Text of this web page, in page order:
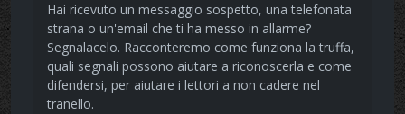
Hai ricevuto un messaggio sospetto, una telefonata
strana o un'email che ti ha messo in allarme?
Segnalacelo. Racconteremo come funziona la truffa,
quali segnali possono aiutare a riconoscerla e come
difendersi, per aiutare i lettori a non cadere nel
tranello.